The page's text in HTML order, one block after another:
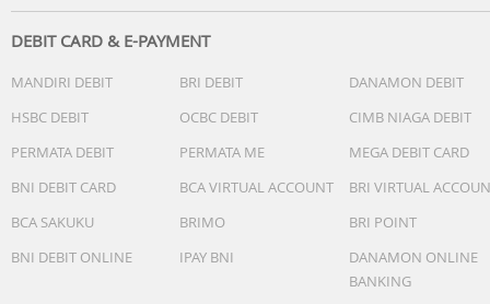
DEBIT CARD & E-PAYMENT
MANDIRI DEBIT BRI DEBIT
DANAMON DEBIT
HSBC DEBIT
OCBC DEBIT
CIMB NIAGA DEBIT
PERMATA DEBIT
PERMATA ME
MEGA DEBIT CARD
BNI DEBIT CARD
BCA VIRTUAL ACCOUNT
BRI VIRTUAL
BCA SAKUKU
BRIMO
BRI POINT
BNI DEBIT ONLINE
IPAY BNI
DANAMON ONLINE
BANKING